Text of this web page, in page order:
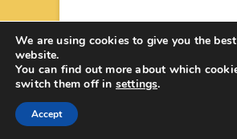
© 2026书墓◇Circle Hon-haka
by:Theme Freesia
We are using cookies to give you the
website.
You can find out more about which
switch them off in settings.
Accept